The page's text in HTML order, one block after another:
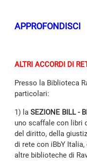
APPROFONDISCI
ALTRI ACCORDI DI
Presso la Biblioteca
particolari:
1) la SEZIONE BILL -
uno scaffale con libri
del diritto, della
di rete con iBbY
altre biblioteche di